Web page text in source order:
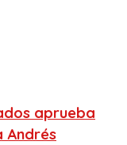
aprueba
Andrés